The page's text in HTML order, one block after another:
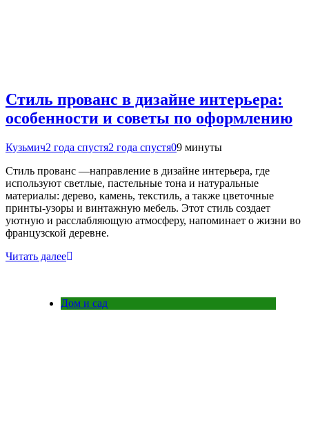
Стиль прованс в дизайне интерьера:
особенности и советы по оформлению
Кузьмич2 года спустя2 года спустя09 минуты
Стиль прованс —направление в дизайне интерьера, где
используют светлые, пастельные тона и натуральные
материалы: дерево, камень, текстиль, а также цветочные
принты-узоры и винтажную мебель. Этот стиль создает
уютную и расслабляющую атмосферу, напоминает о жизни во
французской деревне.
Читать далее
Дом и сад